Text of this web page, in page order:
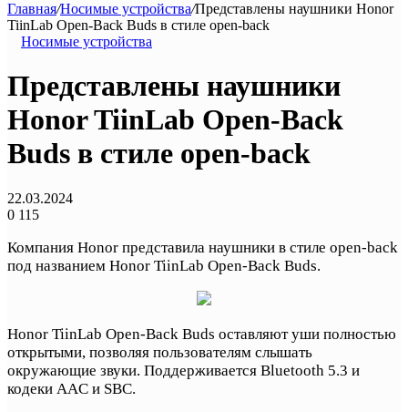
Главная/Носимые устройства/Представлены наушники Honor
TiinLab Open-Back Buds в стиле open-back
Носимые устройства
Представлены наушники
Honor TiinLab Open-Back
Buds в стиле open-back
22.03.2024
0 115
Компания Honor представила наушники в стиле open-back
под названием Honor TiinLab Open-Back Buds.
Honor TiinLab Open-Back Buds оставляют уши полностью
открытыми, позволяя пользователям слышать
окружающие звуки. Поддерживается Bluetooth 5.3 и
кодеки AAC и SBC.